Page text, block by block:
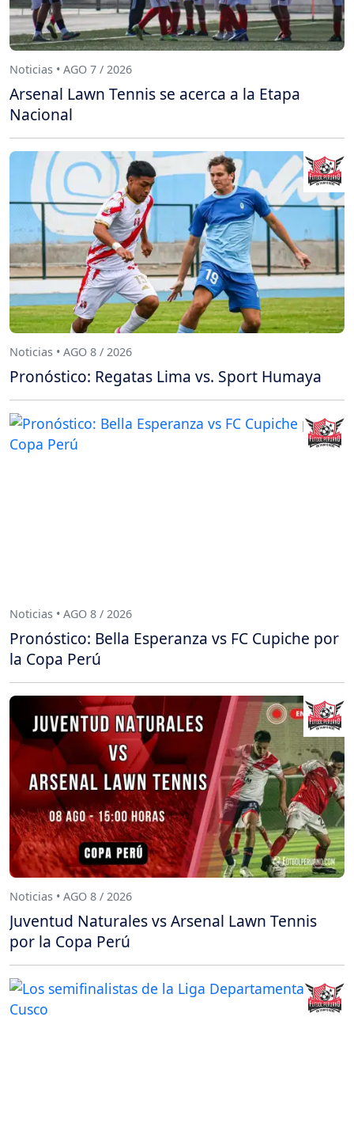
Noticias • AGO 7 / 2026
Arsenal Lawn Tennis se acerca a la Etapa
Nacional
Noticias • AGO 8 / 2026
Pronóstico: Regatas Lima vs. Sport Humaya
Noticias • AGO 8 / 2026
Pronóstico: Bella Esperanza vs FC Cupiche por
la Copa Perú
Noticias • AGO 8 / 2026
Juventud Naturales vs Arsenal Lawn Tennis
por la Copa Perú